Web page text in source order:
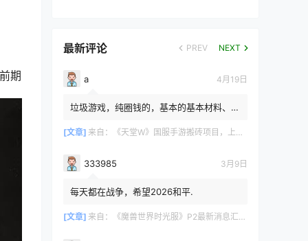
期
最新评论 PREV NEXT
a 4月19日
垃圾游戏，纯圈钱的，基本的基本材料、白
浪费电费，就跟别说绿...
[文章] 来自： 《天堂W》国服手游搬砖项目，上手简单稳定吃肉，适合长期搬砖！
333985 3月9日
每天都在战争，希望2026和平.
[文章] 来自： 《魔兽世界时光服》P2最新消息汇总，九大硬核干货速报